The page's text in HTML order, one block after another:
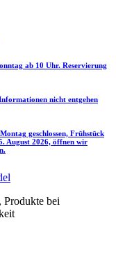
ab 10 Uhr. Reservierung
nicht entgehen
geschlossen, Frühstück
August 2026, öffnen wir
Produkte bei